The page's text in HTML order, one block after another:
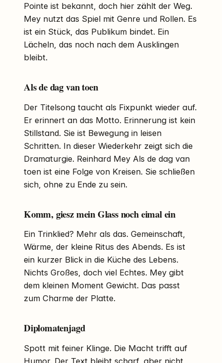
Pointe ist bekannt, doch hier zählt der Weg.
Mey nutzt das Spiel mit Genre und Rollen. Es
ist ein Stück, das Publikum bindet. Ein
Lächeln, das noch nach dem Ausklingen
bleibt.
Als de dag van toen
Der Titelsong taucht als Fixpunkt wieder auf.
Er erinnert an das Motto. Erinnerung ist kein
Stillstand. Sie ist Bewegung in leisen
Schritten. In dieser Wiederkehr zeigt sich die
Dramaturgie. Reinhard Mey Als de dag van
toen ist eine Folge von Kreisen. Sie schließen
sich, ohne zu Ende zu sein.
Komm, giesz mein Glass noch eimal ein
Ein Trinklied? Mehr als das. Gemeinschaft,
Wärme, der kleine Ritus des Abends. Es ist
ein kurzer Blick in die Küche des Lebens.
Nichts Großes, doch viel Echtes. Mey gibt
dem kleinen Moment Gewicht. Das passt
zum Charme der Platte.
Diplomatenjagd
Spott mit feiner Klinge. Die Macht trifft auf